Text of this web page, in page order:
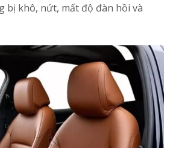
bị khô, nứt, mất độ đàn hồi và